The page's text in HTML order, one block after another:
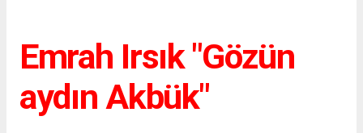
Emrah Irsık "Gözün
aydın Akbük"